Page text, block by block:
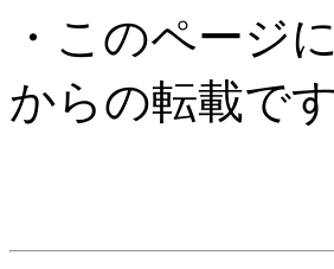
・このページ
からの転載です